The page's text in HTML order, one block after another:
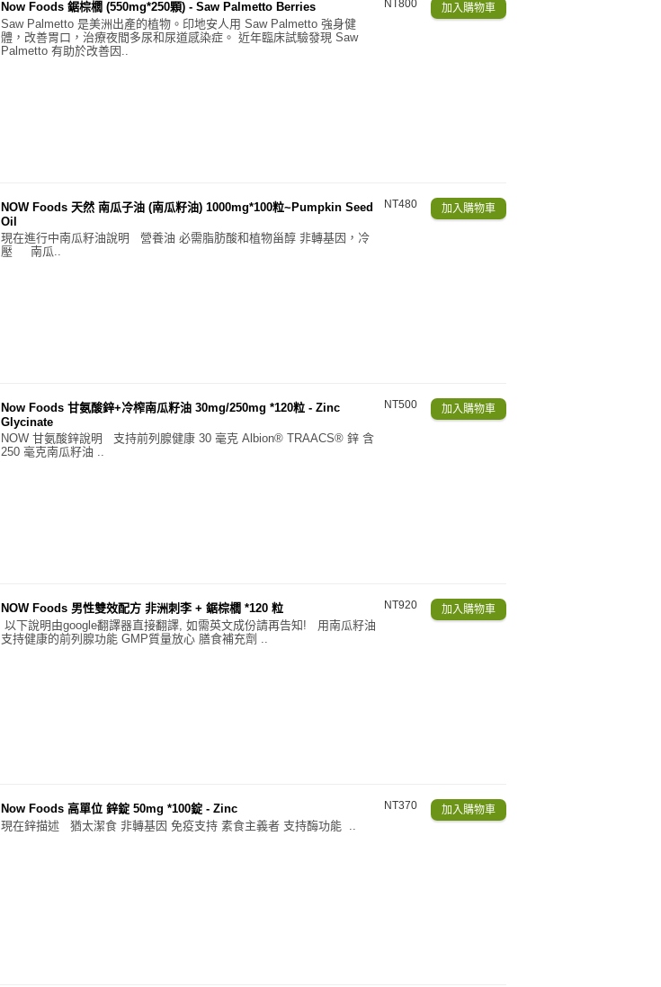
NT800
Now Foods 鋸棕櫚 (550mg*250顆) - Saw Palmetto Berries
Saw Palmetto 是美洲出產的植物。印地安人用 Saw Palmetto 強身健
體，改善胃口，治療夜間多尿和尿道感染症。 近年臨床試驗發現 Saw
Palmetto 有助於改善因..
NT480
NOW Foods 天然 南瓜子油 (南瓜籽油) 1000mg*100粒~Pumpkin Seed
Oil
現在進行中南瓜籽油說明 營養油 必需脂肪酸和植物甾醇 非轉基因，冷
壓 南瓜..
NT500
Now Foods 甘氨酸鋅+冷榨南瓜籽油 30mg/250mg *120粒 - Zinc
Glycinate
NOW 甘氨酸鋅說明 支持前列腺健康 30 毫克 Albion® TRAACS® 鋅 含
250 毫克南瓜籽油 ..
NT920
NOW Foods 男性雙效配方 非洲刺李 + 鋸棕櫚 *120 粒
以下說明由google翻譯器直接翻譯, 如需英文成份請再告知! 用南瓜籽油
支持健康的前列腺功能 GMP質量放心 膳食補充劑 ..
NT370
Now Foods 高單位 鋅錠 50mg *100錠 - Zinc
現在鋅描述 猶太潔食 非轉基因 免疫支持 素食主義者 支持酶功能 ..